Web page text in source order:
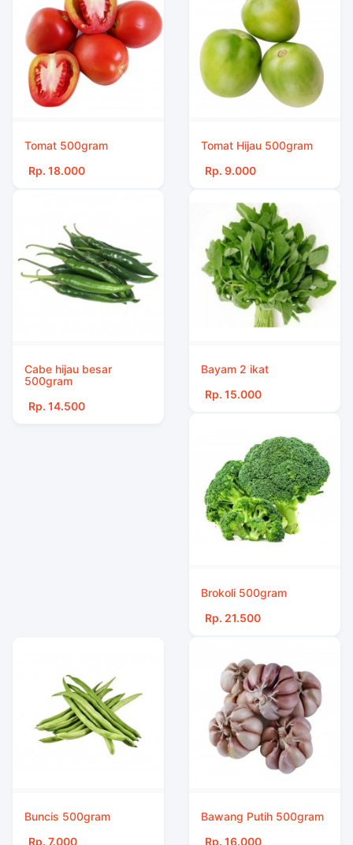
Tomat 500gram
Rp. 18.000
Tomat Hijau 500gram
Rp. 9.000
Cabe hijau besar
500gram
Rp. 14.500
Bayam 2 ikat
Rp. 15.000
Brokoli 500gram
Rp. 21.500
Buncis 500gram
Rp. 7.000
Bawang Putih 500gram
Rp. 16.000